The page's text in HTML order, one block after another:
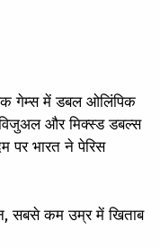
गेम्स में डबल ओलिंपिक
और मिक्स्ड डबल्स
पर भारत ने पेरिस
सबसे कम उम्र में खिताब